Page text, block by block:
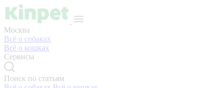
Москва
Всё о собаках
Всё о кошках
Сервисы
Поиск по статьям